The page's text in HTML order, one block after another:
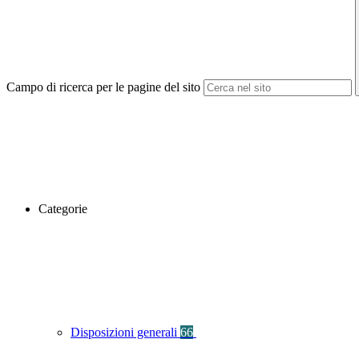
Campo di ricerca per le pagine del sito
Categorie
Disposizioni generali 66